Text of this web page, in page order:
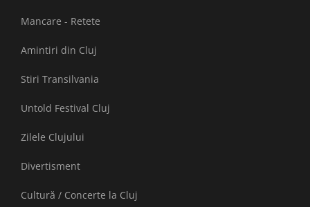
Mancare - Retete
Amintiri din Cluj
Stiri Transilvania
Untold Festival Cluj
Zilele Clujului
Divertisment
Cultură / Concerte la Cluj